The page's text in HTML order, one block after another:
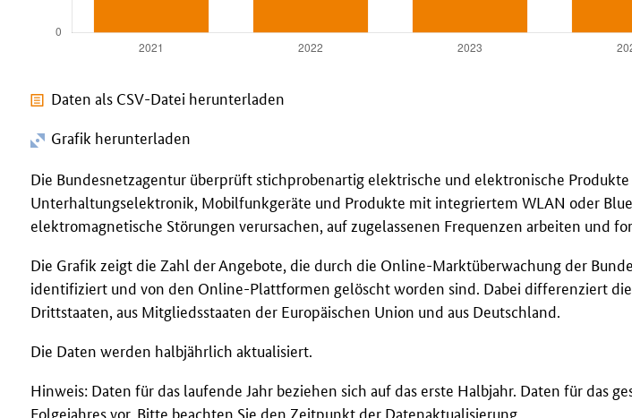
Daten als CSV-Datei herunterladen
Grafik herunterladen
Die Bundesnetzagentur überprüft stichprobenartig elektrische und elektronische
Unterhaltungselektronik, Mobilfunkgeräte und Produkte mit integriertem WLAN oder
elektromagnetische Störungen verursachen, auf zugelassenen Frequenzen arbeiten und
Die Grafik zeigt die Zahl der Angebote, die durch die Online-Marktüberwachung der
identifiziert und von den Online-Plattformen gelöscht worden sind. Dabei differenziert
Drittstaaten, aus Mitgliedsstaaten der Europäischen Union und aus Deutschland.
Die Daten werden halbjährlich aktualisiert.
Hinweis: Daten für das laufende Jahr beziehen sich auf das erste Halbjahr. Daten für das
Folgejahres vor. Bitte beachten Sie den Zeitpunkt der Datenaktualisierung.